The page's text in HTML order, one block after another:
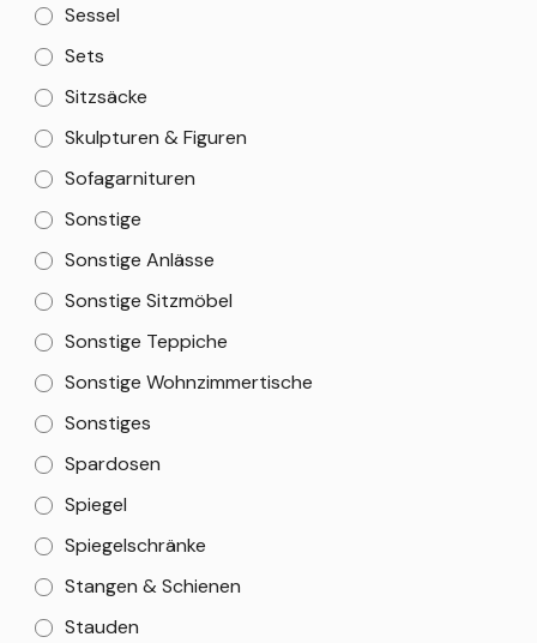
Sessel
Sets
Sitzsäcke
Skulpturen & Figuren
Sofagarnituren
Sonstige
Sonstige Anlässe
Sonstige Sitzmöbel
Sonstige Teppiche
Sonstige Wohnzimmertische
Sonstiges
Spardosen
Spiegel
Spiegelschränke
Stangen & Schienen
Stauden